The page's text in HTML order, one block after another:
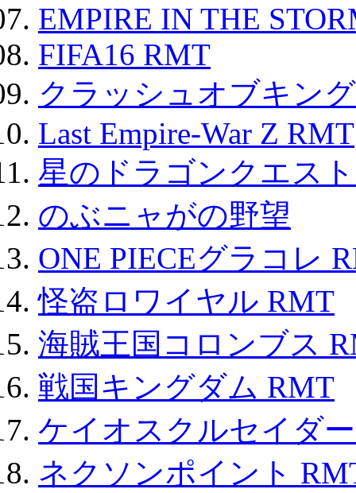
EMPIRE IN THE
FIFA16 RMT
クラッシュオブキン
Last Empire-War Z RMT
星のドラゴンクエス
のぶニャがの野望
ONE PIECEグラコレ
怪盗ロワイヤル RMT
海賊王国コロンブス
戦国キングダム RMT
ケイオスクルセイダ
ネクソンポイント